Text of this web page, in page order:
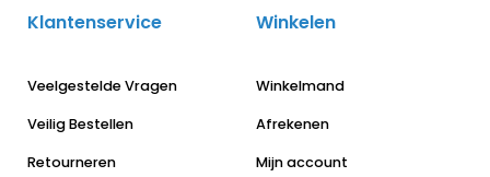
Klantenservice
Veelgestelde Vragen
Veilig Bestellen
Retourneren
Winkelen
Winkelmand
Afrekenen
Mijn account